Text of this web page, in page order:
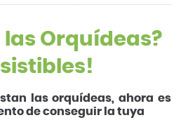
las Orquídeas?
las orquídeas, ahora es
de conseguir la tuya